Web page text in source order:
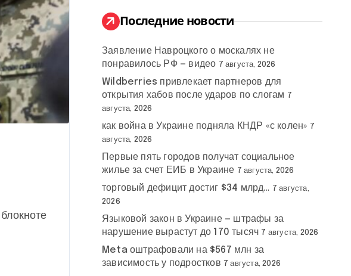
:
Последние новости
Заявление Навроцкого о москалях не
понравилось РФ — видео 7 августа, 2026
Wildberries привлекает партнеров для
открытия хабов после ударов по слогам 7
августа, 2026
как война в Украине подняла КНДР «с колен» 7
августа, 2026
Первые пять городов получат социальное
жилье за счет ЕИБ в Украине 7 августа, 2026
торговый дефицит достиг $34 млрд… 7 августа,
2026
Языковой закон в Украине — штрафы за
нарушение вырастут до 170 тысяч 7 августа, 2026
Meta оштрафовали на $567 млн за
зависимость у подростков 7 августа, 2026